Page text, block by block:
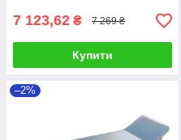
7 123,62 ₴ 7 269 ₴
Купити
–2%